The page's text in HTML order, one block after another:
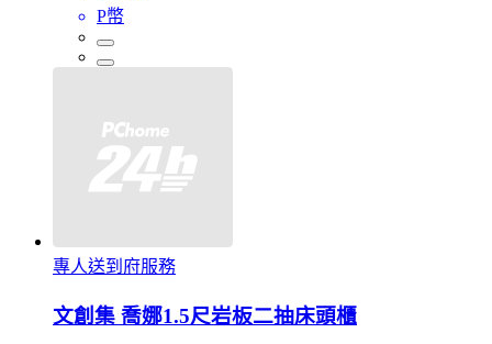
P幣
專人送到府服務
文創集 喬娜1.5尺岩板二抽床頭櫃